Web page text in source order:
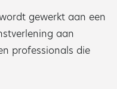
gewerkt aan een
aan
professionals die